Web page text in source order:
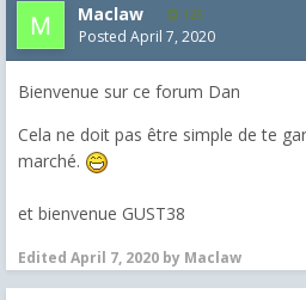
Maclaw 125
Posted April 7, 2020
Bienvenue sur ce forum Dan
Cela ne doit pas être simple de te
marché.
et bienvenue GUST38
Edited April 7, 2020 by Maclaw